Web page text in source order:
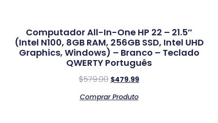
Computador All-In-One HP 22 – 21.5″
(Intel N100, 8GB RAM, 256GB SSD, Intel UHD
Graphics, Windows) – Branco – Teclado
QWERTY Português
$579.00 $479.99
Comprar Produto